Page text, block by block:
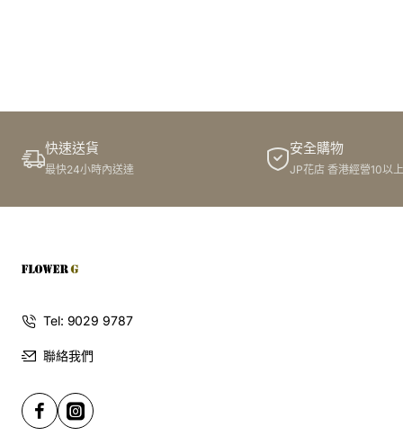
此花束價格不適用於(情人節期間 4/2-16/2)
快速送貨
最快24小時內送達
安全購物
JP花店 香港經營10以
Tel: 9029 9787
聯絡我們